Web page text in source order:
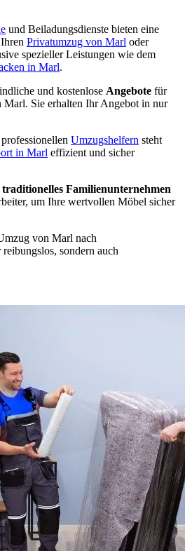
und Beiladungsdienste bieten eine
Privatumzug von Marl oder
spezieller Leistungen wie dem
in Marl.
und kostenlose Angebote für
Sie erhalten Ihr Angebot in nur
Umzugshelfern steht
in Marl effizient und sicher
traditionelles Familienunternehmen
um Ihre wertvollen Möbel sicher
von Marl nach
sondern auch